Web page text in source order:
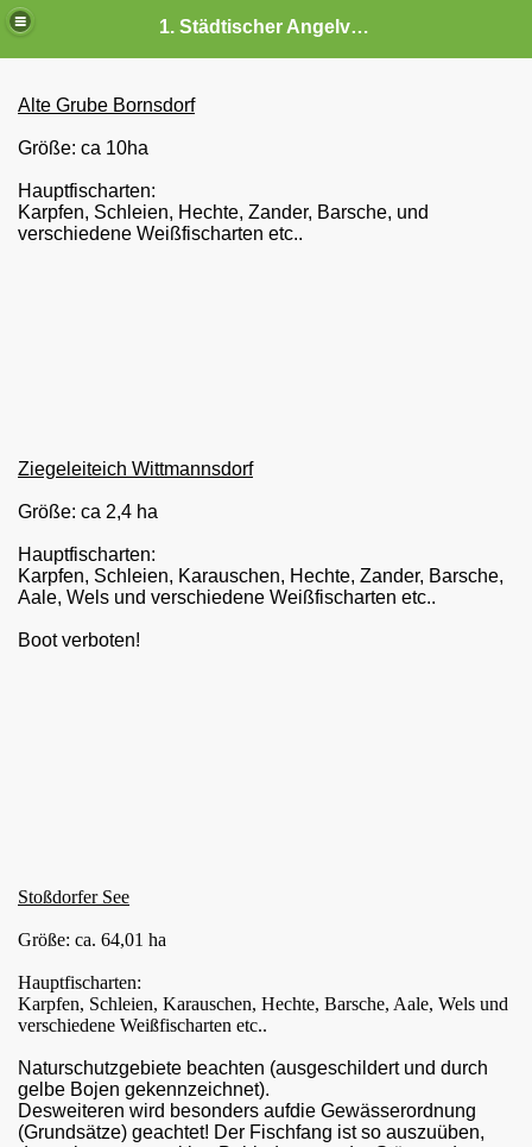
1. Städtischer Angelverein Luckau
Alte Grube Bornsdorf
Größe: ca 10ha
Hauptfischarten:
Karpfen, Schleien, Hechte, Zander, Barsche, und
verschiedene Weißfischarten etc..
Ziegeleiteich Wittmannsdorf
Größe: ca 2,4 ha
Hauptfischarten:
Karpfen, Schleien, Karauschen, Hechte, Zander, Barsche,
Aale, Wels und verschiedene Weißfischarten etc..
Boot verboten!
Stoßdorfer See
Größe: ca. 64,01 ha
Hauptfischarten:
Karpfen, Schleien, Karauschen, Hechte, Barsche, Aale, Wels und
verschiedene Weißfischarten etc..
Naturschutzgebiete beachten (ausgeschildert und durch
gelbe Bojen gekennzeichnet).
Desweiteren wird besonders aufdie Gewässerordnung
(Grundsätze) geachtet! Der Fischfang ist so auszuüben,